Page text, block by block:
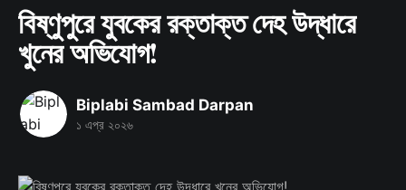
বিষ্ণুপুরে যুবকের রক্তাক্ত দেহ উদ্ধারে
খুনের অভিযোগ!
Biplabi Sambad Darpan
১ এপ্র ২০২৬